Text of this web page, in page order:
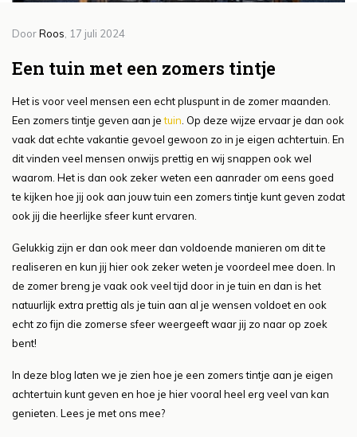
DoorRoos , 17 juli 2024
Een tuin met een zomers tintje
Het is voor veel mensen een echt pluspunt in de zomer maanden.
Een zomers tintje geven aan jetuin . Op deze wijze ervaar je dan ook
vaak dat echte vakantie gevoel gewoon zo in je eigen achtertuin. En
dit vinden veel mensen onwijs prettig en wij snappen ook wel
waarom. Het is dan ook zeker weten een aanrader om eens goed
te kijken hoe jij ook aan jouw tuin een zomers tintje kunt geven zodat
ook jij die heerlijke sfeer kunt ervaren.
Gelukkig zijn er dan ook meer dan voldoende manieren om dit te
realiseren en kun jij hier ook zeker weten je voordeel mee doen. In
de zomer breng je vaak ook veel tijd door in je tuin en dan is het
natuurlijk extra prettig als je tuin aan al je wensen voldoet en ook
echt zo fijn die zomerse sfeer weergeeft waar jij zo naar op zoek
bent!
In deze blog laten we je zien hoe je een zomers tintje aan je eigen
achtertuin kunt geven en hoe je hier vooral heel erg veel van kan
genieten. Lees je met ons mee?